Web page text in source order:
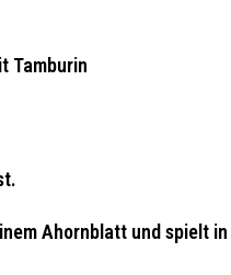
Tamburin
Ahornblatt und spielt in